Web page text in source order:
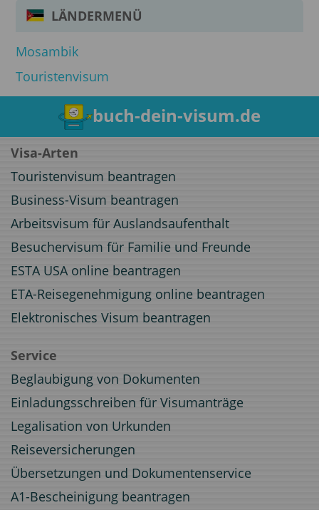
LÄNDERMENÜ
Mosambik
Touristenvisum
buch-dein-visum.de
Visa-Arten
Touristenvisum beantragen
Business-Visum beantragen
Arbeitsvisum für Auslandsaufenthalt
Besuchervisum für Familie und Freunde
ESTA USA online beantragen
ETA-Reisegenehmigung online beantragen
Elektronisches Visum beantragen
Service
Beglaubigung von Dokumenten
Einladungsschreiben für Visumanträge
Legalisation von Urkunden
Reiseversicherungen
Übersetzungen und Dokumentenservice
A1-Bescheinigung beantragen